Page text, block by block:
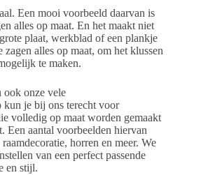
Een mooi voorbeeld daarvan is
alles op maat. En het maakt niet
plaat, werkblad of een plankje
alles op maat, om het klussen
te maken.
ook onze vele
je bij ons terecht voor
volledig op maat worden gemaakt
Een aantal voorbeelden hiervan
horren en meer. We
van een perfect passende
en stijl.